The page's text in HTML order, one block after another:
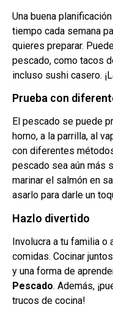
Una buena
tiempo cada semana
quieres preparar.
pescado, como tacos
incluso sushi casero.
Prueba con
El pescado se puede
horno, a la parrilla, al
con diferentes
pescado sea aún más
marinar el salmón en
asarlo para darle un
Hazlo divertido
Involucra a tu familia o
comidas. Cocinar
y una forma de
Pescado. Además,
trucos de cocina!